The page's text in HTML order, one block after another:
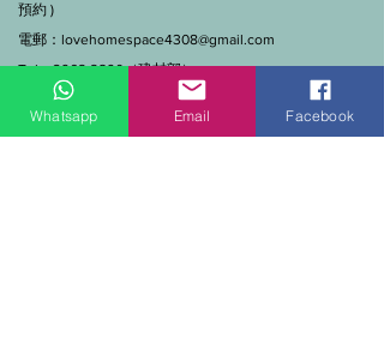
預約 )
電郵： lovehomespace4308@gmail.com
Tel：3962 2890（建材部）
WhatsApp：9144 7280（建材部）
門市營業時間：早上11點到7點(星期一門市休息)
Whatsapp Email Facebook